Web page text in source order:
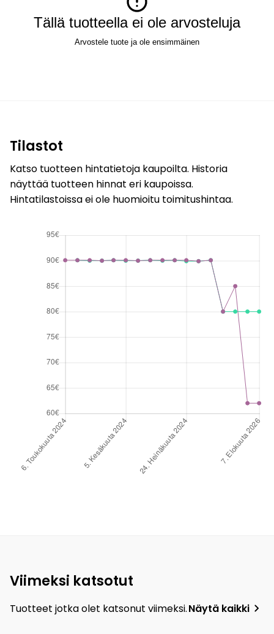
Tällä tuotteella ei ole arvosteluja
Arvostele tuote ja ole ensimmäinen
Tilastot
Katso tuotteen hintatietoja kaupoilta. Historia
näyttää tuotteen hinnat eri kaupoissa.
Hintatilastoissa ei ole huomioitu toimitushintaa.
Viimeksi katsotut
Tuotteet jotka olet katsonut viimeksi.Näytä kaikki